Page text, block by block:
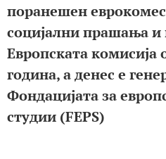
поранешен
социјални прашања и
Европската комисија
година, а денес е
Фондацијата за
студии (FEPS)